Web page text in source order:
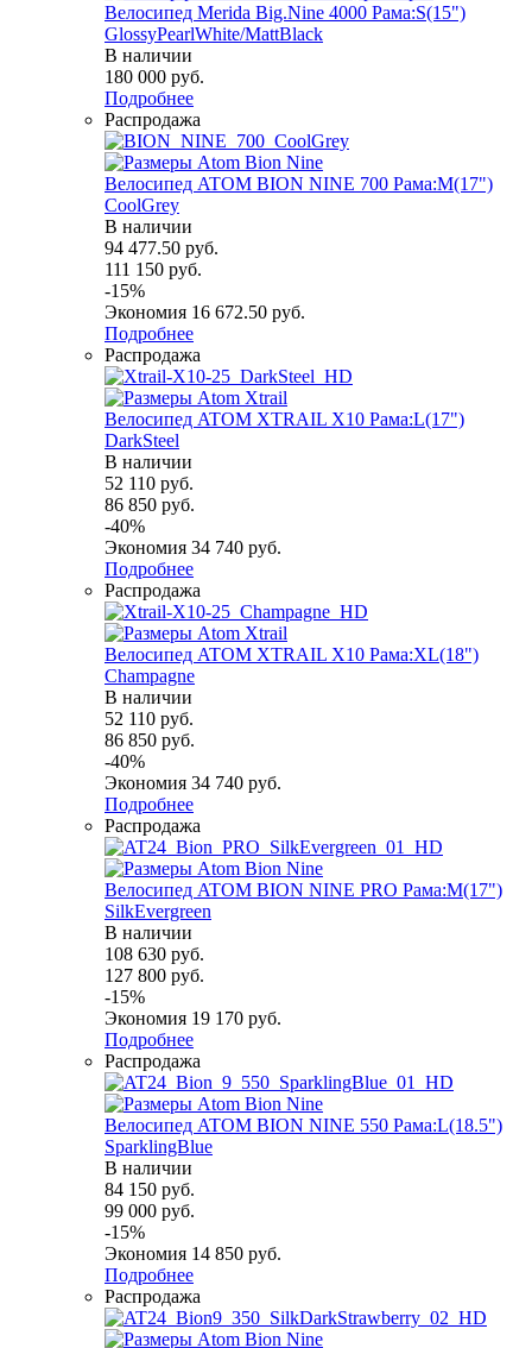
Велосипед Merida Big.Nine 4000 Рама:S(15")
GlossyPearlWhite/MattBlack
В наличии
180 000 руб.
Подробнее
Распродажа
Велосипед ATOM BION NINE 700 Рама:M(17")
СoolGrey
В наличии
94 477.50 руб.
111 150 руб.
-15%
Экономия 16 672.50 руб.
Подробнее
Распродажа
Велосипед ATOM XTRAIL X10 Рама:L(17")
DarkSteel
В наличии
52 110 руб.
86 850 руб.
-40%
Экономия 34 740 руб.
Подробнее
Распродажа
Велосипед ATOM XTRAIL X10 Рама:XL(18")
Champagne
В наличии
52 110 руб.
86 850 руб.
-40%
Экономия 34 740 руб.
Подробнее
Распродажа
Велосипед ATOM BION NINE PRO Рама:M(17")
SilkEvergreen
В наличии
108 630 руб.
127 800 руб.
-15%
Экономия 19 170 руб.
Подробнее
Распродажа
Велосипед ATOM BION NINE 550 Рама:L(18.5")
SparklingBlue
В наличии
84 150 руб.
99 000 руб.
-15%
Экономия 14 850 руб.
Подробнее
Распродажа